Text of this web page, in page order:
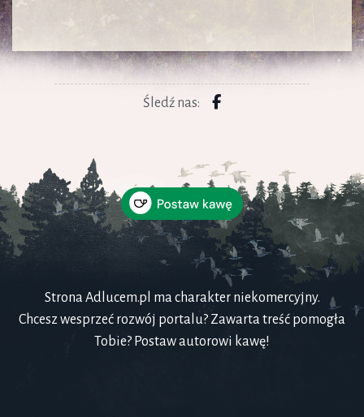
Śledź nas:
Strona Adlucem.pl ma charakter niekomercyjny.
Chcesz wesprzeć rozwój portalu? Zawarta treść pomogła
Tobie? Postaw autorowi kawę!